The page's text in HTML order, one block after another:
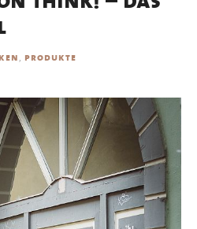
, produkte